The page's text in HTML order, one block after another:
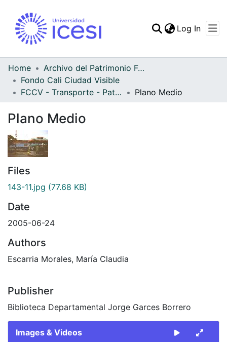
Log In
Home
Archivo del Patrimonio Fotográfico y Fílmico del Valle del Cauca
Fondo Cali Ciudad Visible
FCCV - Transporte - Patrimonial
Plano Medio
Plano Medio
Files
143-11.jpg (77.68 KB)
Date
2005-06-24
Authors
Escarria Morales, María Claudia
Publisher
Biblioteca Departamental Jorge Garces Borrero
Images & Videos